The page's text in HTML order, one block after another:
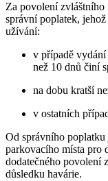
Za povolení
správní poplatek,
užívání:
v případě
než 10 dnů činí
na dobu kratší
v ostatních
Od správního
parkovacího místa pro
dodatečného povolení
důsledku havárie.